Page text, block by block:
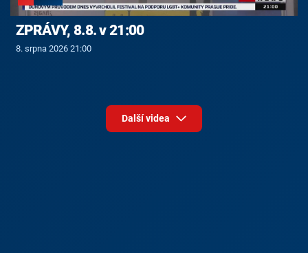
ZPRÁVY, 8.8. v 21:00
8. srpna 2026 21:00
Další videa